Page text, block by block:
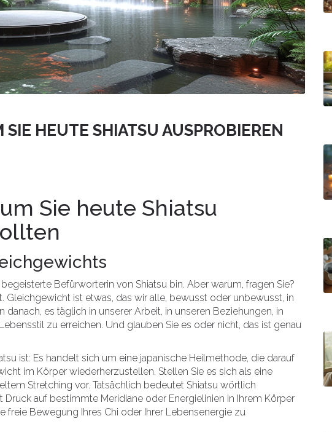
HEUTE SHIATSU AUSPROBIEREN
Sie heute Shiatsu
Befürworterin von Shiatsu bin. Aber warum, fragen Sie?
Gleichgewicht ist etwas, das wir alle, bewusst oder unbewusst, in
es täglich in unserer Arbeit, in unseren Beziehungen, in
zu erreichen. Und glauben Sie es oder nicht, das ist genau
ist: Es handelt sich um eine japanische Heilmethode, die darauf
im Körper wiederherzustellen. Stellen Sie es sich als eine
Stretching vor. Tatsächlich bedeutet Shiatsu wörtlich
Druck auf bestimmte Meridiane oder Energielinien in Ihrem Körper
freie Bewegung Ihres Chi oder Ihrer Lebensenergie zu